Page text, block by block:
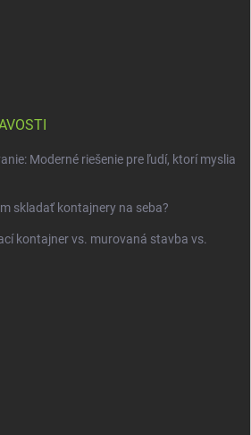
Moderné riešenie pre ľudí, ktorí myslia
skladať kontajnery na seba?
kontajner vs. murovaná stavba vs.